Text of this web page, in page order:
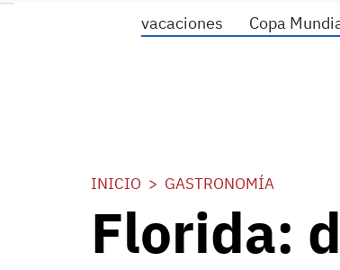
vacaciones Copa
INICIO GASTRONOMÍA
Florida: